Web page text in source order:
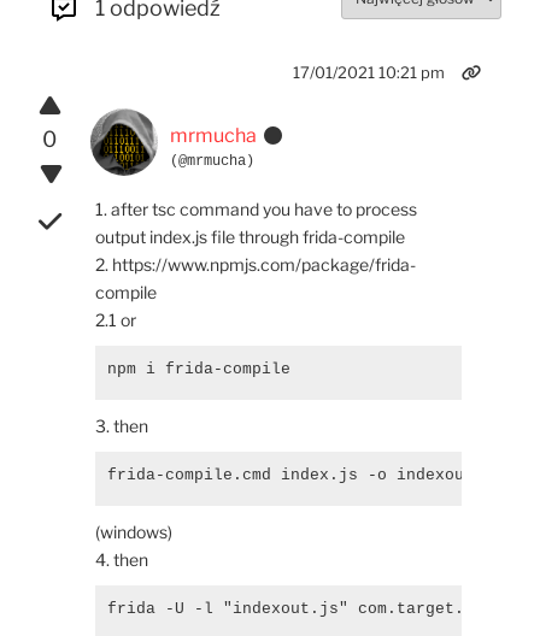
1 odpowiedź
0
17/01/2021 10:21 pm
mrmucha
(@mrmucha)
1. after tsc command you have to process
output index.js file through frida-compile
2. https://www.npmjs.com/package/frida-
compile
2.1 or
npm i frida-compile
3. then
frida-compile.cmd index.js -o indexout.js
(windows)
4. then
frida -U -l "indexout.js" com.target.app --